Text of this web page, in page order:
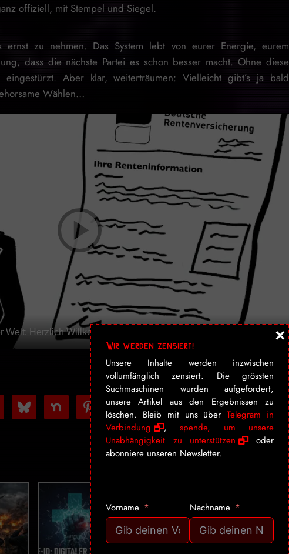
offiziell, mit Stempel und Siegel.
ernst zu nehmen. Das System lebt von eurer Energie, eurem
dass die nächste Partei es schon besser macht. Ohne diese
eingestürzt. Aber klar, weiterträumen: Vielleicht gibt’s ja bald
Wählen…
Herzlich Willkommen im Staat!
bluesky nextdoor pinterestinstagram
cc-
stripe
rss mail
Wir werden zensiert!
Unsere Inhalte werden inzwischen
vollumfänglich zensiert. Die grössten
Suchmaschinen wurden aufgefordert,
unsere Artikel aus den Ergebnissen zu
löschen. Bleib mit uns überTelegram in
Verbindung
, spende, um unsere
Unabhängigkeit zu unterstützen
oder
abonniere unseren Newsletter.
Vorname Nachname
×